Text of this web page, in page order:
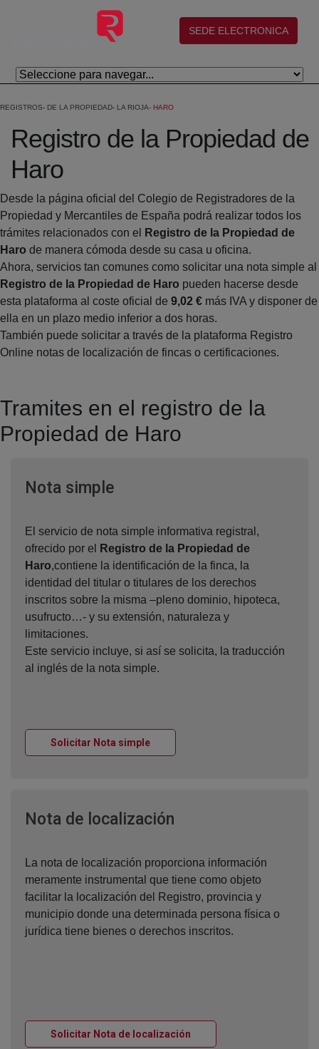
Saltar al contenido principal
(abre en nueva ventana)
SEDE ELECTRONICA
REGISTROS DE LA PROPIEDAD LA RIOJA HARO
Registro de la Propiedad de
Haro
Desde la página oficial del Colegio de Registradores de la
Propiedad y Mercantiles de España podrá realizar todos los
trámites relacionados con el
Registro de la Propiedad de
Haro de manera cómoda desde su casa u oficina.
Ahora, servicios tan comunes como solicitar una nota simple al
Registro de la Propiedad de Haro pueden hacerse desde
esta plataforma al coste oficial de 9,02 € más IVA y disponer de
ella en un plazo medio inferior a dos horas.
También puede solicitar a través de la plataforma Registro
Online notas de localización de fincas o certificaciones.
Tramites en el registro de la
Propiedad de Haro
Nota simpleVentana nueva
El servicio de nota simple informativa registral,
ofrecido por el
Registro de la Propiedad de
Haro,contiene la identificación de la finca, la
identidad del titular o titulares de los derechos
inscritos sobre la misma –pleno dominio, hipoteca,
usufructo…- y su extensión, naturaleza y
limitaciones.
Este servicio incluye, si así se solicita, la traducción
al inglés de la nota simple.
Solicitar Nota simpleVentana nueva
Nota de localización
La nota de localización proporciona información
meramente instrumental que tiene como objeto
facilitar la localización del Registro, provincia y
municipio donde una determinada persona física o
jurídica tiene bienes o derechos inscritos.
Solicitar Nota de localización